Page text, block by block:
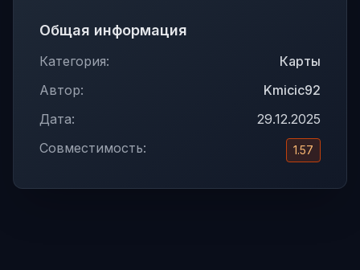
Общая информация
Категория:
Карты
Автор:
Kmicic92
Дата:
29.12.2025
Совместимость:
1.57